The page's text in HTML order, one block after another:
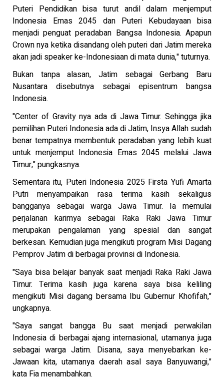
Puteri Pendidikan bisa turut andil dalam menjemput
Indonesia Emas 2045 dan Puteri Kebudayaan bisa
menjadi penguat peradaban Bangsa Indonesia. Apapun
Crown nya ketika disandang oleh puteri dari Jatim mereka
akan jadi speaker ke-Indonesiaan di mata dunia," tuturnya.
Bukan tanpa alasan, Jatim sebagai Gerbang Baru
Nusantara disebutnya sebagai episentrum bangsa
Indonesia.
"Center of Gravity nya ada di Jawa Timur. Sehingga jika
pemilihan Puteri Indonesia ada di Jatim, Insya Allah sudah
benar tempatnya membentuk peradaban yang lebih kuat
untuk menjemput Indonesia Emas 2045 melalui Jawa
Timur," pungkasnya.
Sementara itu, Puteri Indonesia 2025 Firsta Yufi Amarta
Putri menyampaikan rasa terima kasih sekaligus
bangganya sebagai warga Jawa Timur. Ia memulai
perjalanan karirnya sebagai Raka Raki Jawa Timur
merupakan pengalaman yang spesial dan sangat
berkesan. Kemudian juga mengikuti program Misi Dagang
Pemprov Jatim di berbagai provinsi di Indonesia.
"Saya bisa belajar banyak saat menjadi Raka Raki Jawa
Timur. Terima kasih juga karena saya bisa keliling
mengikuti Misi dagang bersama Ibu Gubernur Khofifah,"
ungkapnya.
"Saya sangat bangga Bu saat menjadi perwakilan
Indonesia di berbagai ajang internasional, utamanya juga
sebagai warga Jatim. Disana, saya menyebarkan ke-
Jawaan kita, utamanya daerah asal saya Banyuwangi,"
kata Fia menambahkan.